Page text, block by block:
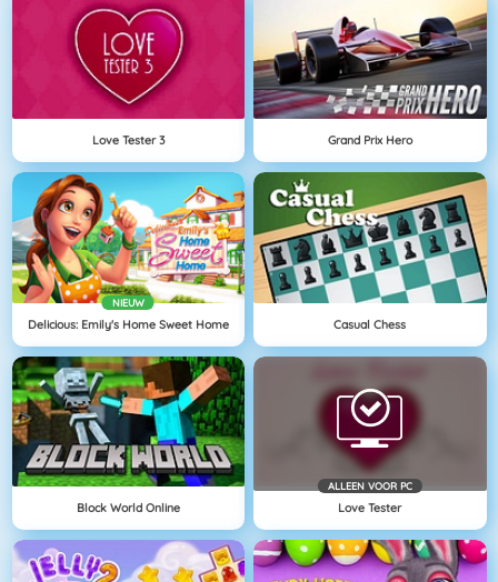
Love Tester 3 Grand Prix Hero
NIEUW
Delicious: Emily's Home Sweet Home Casual Chess
Block World Online
ALLEEN VOOR PC
Love Tester